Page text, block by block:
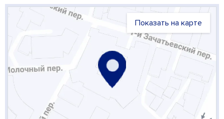
Показать на карте